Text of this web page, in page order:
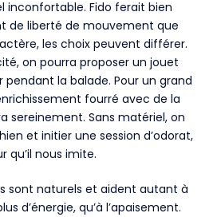
inconfortable. Fido ferait bien
de liberté de mouvement que
les choix peuvent différer.
on pourra proposer un jouet
la balade. Pour un grand
fourré avec de la
sereinement. Sans matériel, on
et initier une session d’odorat,
qu’il nous imite.
sont naturels et aident autant à
d’énergie, qu’à l’apaisement.